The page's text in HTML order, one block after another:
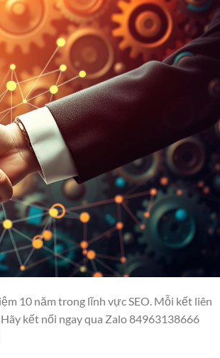
10 năm trong lĩnh vực SEO. Mỗi kết liên
kết nối ngay qua Zalo 84963138666